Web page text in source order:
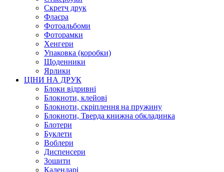
Скретч друк
Флаєра
Фотоальбоми
Фоторамки
Хенгери
Упаковка (коробки)
Щоденники
Ярлики
ЦІНИ НА ДРУК
Блоки відривні
Блокноти, клейові
Блокноти, скріплення на пружину
Блокноти, Тверда книжна обкладинка
Блотери
Буклети
Воблери
Диспенсери
Зошити
Календарі